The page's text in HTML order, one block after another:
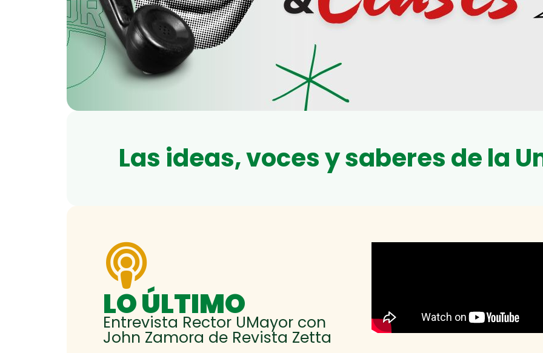
Las ideas, voces y saberes de la
LO ÚLTIMO
Entrevista Rector UMayor con
John Zamora de Revista Zetta